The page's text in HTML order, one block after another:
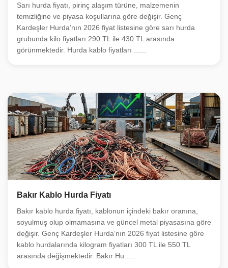
Sarı hurda fiyatı, pirinç alaşım türüne, malzemenin
temizliğine ve piyasa koşullarına göre değişir. Genç
Kardeşler Hurda’nın 2026 fiyat listesine göre sarı hurda
grubunda kilo fiyatları 290 TL ile 430 TL arasında
görünmektedir. Hurda kablo fiyatları ......
Bakır Kablo Hurda Fiyatı
Bakır kablo hurda fiyatı, kablonun içindeki bakır oranına,
soyulmuş olup olmamasına ve güncel metal piyasasına göre
değişir. Genç Kardeşler Hurda’nın 2026 fiyat listesine göre
kablo hurdalarında kilogram fiyatları 300 TL ile 550 TL
arasında değişmektedir. Bakır Hu......